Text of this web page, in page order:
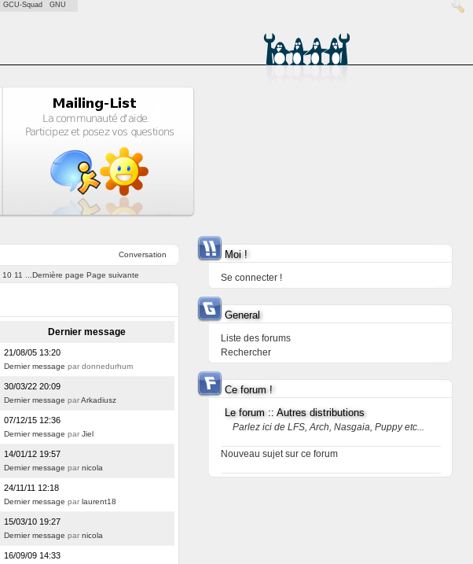
GCU-Squad GNU
Conversation
10 11 ...Dernière page Page suivante
Dernier message
21/08/05 13:20
Dernier message par donnedurhum
30/03/22 20:09
Dernier message parArkadiusz
07/12/15 12:36
Dernier message parJiel
14/01/12 19:57
Dernier message parnicola
24/11/11 12:18
Dernier message parlaurent18
15/03/10 19:27
Dernier message parnicola
16/09/09 14:33
Moi !
Se connecter !
General
Liste des forums
Rechercher
Ce forum !
Le forum :: Autres distributions
Parlez ici de LFS, Arch, Nasgaia, Puppy etc...
Nouveau sujet sur ce forum